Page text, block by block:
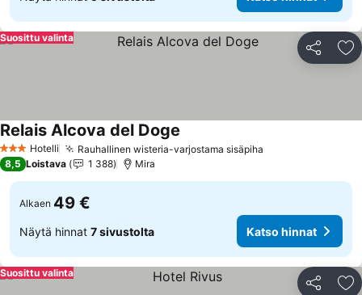
Jaa
Suosittu valinta
3 Tähtiluokitus
Hotelli Rauhallinen wisteria-varjostama sisäpiha
Relais Alcova del Doge
8,5 Loistava 1 388 Mira
Alkaen 49 €
Näytä hinnat 7 sivustolta Katso hinnat
Jaa
Suosittu valinta